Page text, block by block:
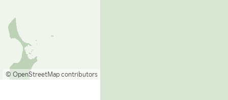
© OpenStreetMap contributors